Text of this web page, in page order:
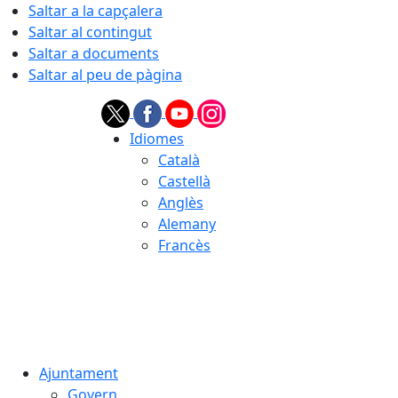
Saltar a la capçalera
Saltar al contingut
Saltar a documents
Saltar al peu de pàgina
Idiomes
Català
Castellà
Anglès
Alemany
Francès
Ajuntament